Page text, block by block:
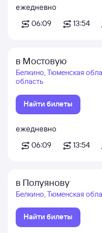
ежедневно
06:09
13:54
в Мостовую
Белкино, Тюменская
область
Найти билеты
ежедневно
06:09
13:54
в Полуянову
Белкино, Тюменская
Найти билеты